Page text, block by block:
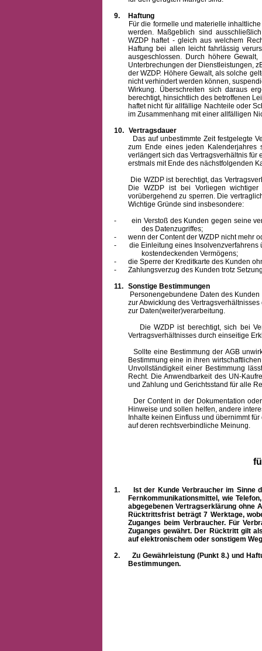
9.
Haftung
Für die formelle und materielle
werden. Maßgeblich sind
WZDP haftet - gleich aus welchem
Haftung bei allen leicht fahrlässig
ausgeschlossen. Durch höhere
Unterbrechungen der Dienstleistungen,
der WZDP. Höhere Gewalt, als solche
nicht verhindert werden können,
Wirkung. Überschreiten sich daraus
berechtigt, hinsichtlich des betroffenen
haftet nicht für allfällige Nachteile oder
im Zusammenhang mit einer allfälligen
10. Vertragsdauer
Das auf unbestimmte Zeit festgelegte
zum Ende eines jeden Kalenderjahres
verlängert sich das Vertragsverhältnis
erstmals mit Ende des nächstfolgenden
Die WZDP ist berechtigt, das
Die WZDP ist bei Vorliegen
vorübergehend zu sperren. Die
Wichtige Gründe sind insbesondere:
-
ein Verstoß des Kunden gegen seine
des Datenzugriffes;
-
wenn der Content der WZDP nicht mehr
-
die Einleitung eines
kostendeckenden Vermögens;
-
die Sperre der Kreditkarte des Kunden
-
Zahlungsverzug des Kunden trotz
11. Sonstige Bestimmungen
Personengebundene Daten des Kunden
zur Abwicklung des
zur Daten(weiter)verarbeitung.
Die WZDP ist berechtigt, sich bei
Vertragsverhältnisses durch einseitige
Sollte eine Bestimmung der AGB
Bestimmung eine in ihren
Unvollständigkeit einer Bestimmung
Recht. Die Anwendbarkeit des UN-
und Zahlung und Gerichtsstand für alle
Der Content in der Dokumentation oder
Hinweise und sollen helfen, andere
Inhalte keinen Einfluss und übernimmt
auf deren rechtsverbindliche Meinung.
1.
Ist der Kunde Verbraucher im Sinne
Fernkommunikationsmittel, wie
abgegebenen Vertragserklärung ohne
Rücktrittsfrist beträgt 7 Werktage,
Zuganges beim Verbraucher. Für
Zuganges gewährt. Der Rücktritt gilt
auf elektronischem oder sonstigem
2.
Zu Gewährleistung (Punkt 8.) und
Bestimmungen.